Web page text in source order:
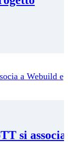
si associa